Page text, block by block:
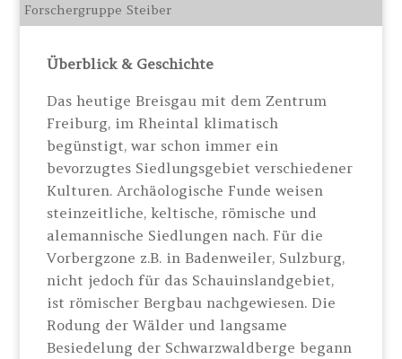
Forschergruppe Steiber
Überblick & Geschichte
Das heutige Breisgau mit dem Zentrum
Freiburg, im Rheintal klimatisch
begünstigt, war schon immer ein
bevorzugtes Siedlungsgebiet verschiedener
Kulturen. Archäologische Funde weisen
steinzeitliche, keltische, römische und
alemannische Siedlungen nach. Für die
Vorbergzone z.B. in Badenweiler, Sulzburg,
nicht jedoch für das Schauinslandgebiet,
ist römischer Bergbau nachgewiesen. Die
Rodung der Wälder und langsame
Besiedelung der Schwarzwaldberge begann